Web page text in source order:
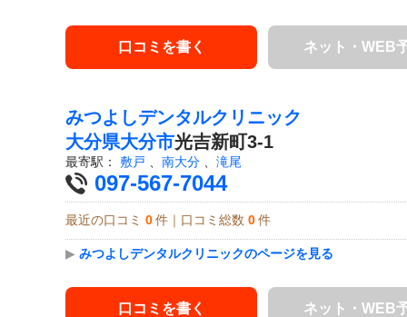
口コミを書く ネット・WEB
みつよしデンタルクリニック
大分県大分市光吉新町3-1
最寄駅： 敷戸 南大分 滝尾
097-567-7044
最近の口コミ 0 件｜口コミ総数 0 件
▶ みつよしデンタルクリニックのページを見る
口コミを書く ネット・WEB